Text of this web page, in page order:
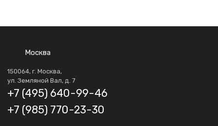
Москва
150064, г. Москва,
ул. Земляной Вал, д. 7
+7 (495) 640-99-46
+7 (985) 770-23-30